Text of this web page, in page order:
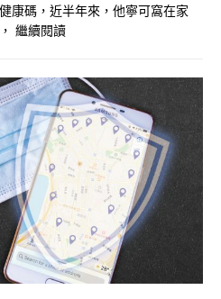
康碼，近半年來，他寧可窩在家
繼續閱讀